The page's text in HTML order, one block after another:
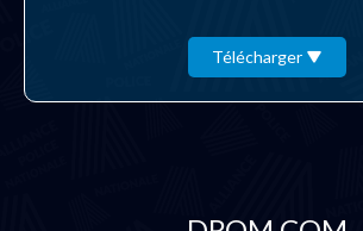
Télécharger